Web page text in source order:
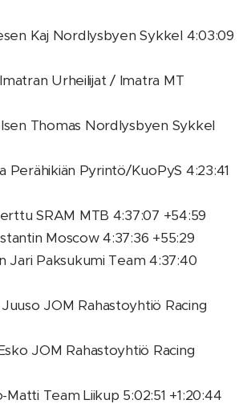
Kaj Nordlysbyen Sykkel 4:03:09
Urheilijat / Imatra MT
Thomas Nordlysbyen Sykkel
Perähikiän Pyrintö/KuoPyS 4:23:41
SRAM MTB 4:37:07 +54:59
Moscow 4:37:36 +55:29
Jari Paksukumi Team 4:37:40
JOM Rahastoyhtiö Racing
JOM Rahastoyhtiö Racing
Matti Team Liikup 5:02:51 +1:20:44